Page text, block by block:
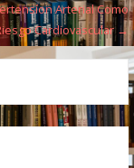
Arterial Como
Cardiovascular →